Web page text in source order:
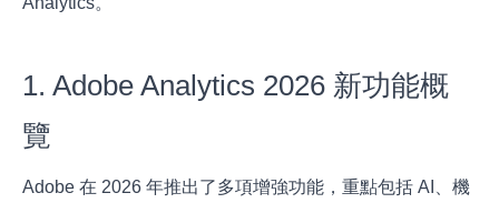
1. Adobe Analytics 2026 新功能概
覽
Adobe 在 2026 年推出了多項增強功能，重點包括 AI、機